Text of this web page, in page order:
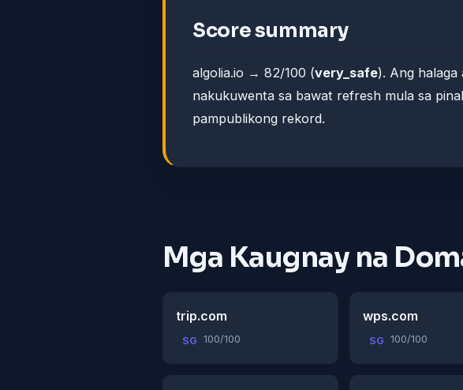
Score summary
algolia.io → 82/100 (very_safe). Ang halaga
nakukuwenta sa bawat refresh mula sa
pampublikong rekord.
Mga Kaugnay na
trip.com
SG 100/100
wps.com
SG 100/100